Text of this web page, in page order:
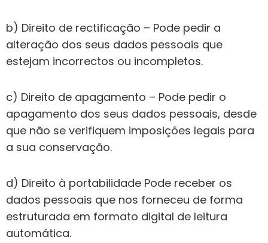
b) Direito de rectificação – Pode pedir a
alteração dos seus dados pessoais que
estejam incorrectos ou incompletos.
c) Direito de apagamento – Pode pedir o
apagamento dos seus dados pessoais, desde
que não se verifiquem imposições legais para
a sua conservação.
d) Direito à portabilidade Pode receber os
dados pessoais que nos forneceu de forma
estruturada em formato digital de leitura
automática.